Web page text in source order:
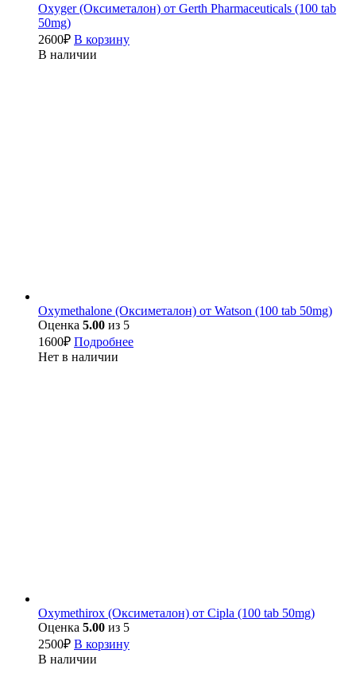
Oxyger (Оксиметалон) от Gerth Pharmaceuticals (100 tab
50mg)
2600₽ В корзину
В наличии
Oxymethalone (Оксиметалон) от Watson (100 tab 50mg)
Оценка 5.00 из 5
1600₽ Подробнее
Нет в наличии
Oxymethirox (Оксиметалон) от Cipla (100 tab 50mg)
Оценка 5.00 из 5
2500₽ В корзину
В наличии